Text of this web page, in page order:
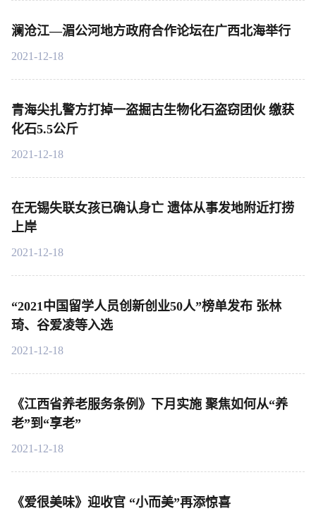
澜沧江—湄公河地方政府合作论坛在广西北海举行
2021-12-18
青海尖扎警方打掉一盗掘古生物化石盗窃团伙 缴获
化石5.5公斤
2021-12-18
在无锡失联女孩已确认身亡 遗体从事发地附近打捞
上岸
2021-12-18
“2021中国留学人员创新创业50人”榜单发布 张林
琦、谷爱凌等入选
2021-12-18
《江西省养老服务条例》下月实施 聚焦如何从“养
老”到“享老”
2021-12-18
《爱很美味》迎收官 “小而美”再添惊喜